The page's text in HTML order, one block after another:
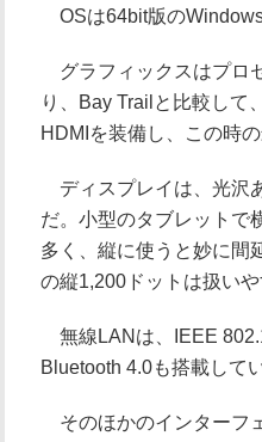
OSは64bit版のWindows
グラフィックスはプロ
り、Bay Trailと比較して
HDMIを装備し、この時
ディスプレイは、光沢
だ。小型のタブレットで
多く、縦に使うと妙に間
の縦1,200ドットは扱いや
無線LANは、IEEE
Bluetooth 4.0も搭載して
そのほかのインターフ